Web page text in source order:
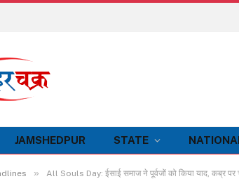
JAMSHEDPUR STATE
» All Souls Day: ईसाई समाज ने पूर्वजों को किया याद, कब्र पर